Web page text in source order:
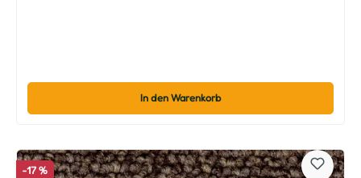
In den Warenkorb
-17 %